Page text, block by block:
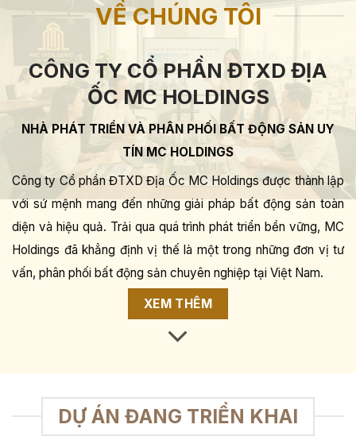
VỀ CHÚNG TÔI
CÔNG TY CỔ PHẦN ĐTXD ĐỊA
ỐC MC HOLDINGS
NHÀ PHÁT TRIỂN VÀ PHÂN PHỐI BẤT ĐỘNG SẢN UY
TÍN MC HOLDINGS
Công ty Cổ phần ĐTXD Địa Ốc MC Holdings được thành lập
với sứ mệnh mang đến những giải pháp bất động sản toàn
diện và hiệu quả. Trải qua quá trình phát triển bền vững, MC
Holdings đã khẳng định vị thế là một trong những đơn vị tư
vấn, phân phối bất động sản chuyên nghiệp tại Việt Nam.
XEM THÊM
DỰ ÁN ĐANG TRIỂN KHAI